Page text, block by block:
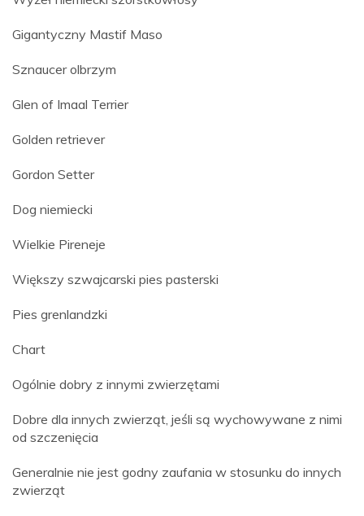
Gigantyczny Mastif Maso
Sznaucer olbrzym
Glen of Imaal Terrier
Golden retriever
Gordon Setter
Dog niemiecki
Wielkie Pireneje
Większy szwajcarski pies pasterski
Pies grenlandzki
Chart
Ogólnie dobry z innymi zwierzętami
Dobre dla innych zwierząt, jeśli są wychowywane z nimi
od szczenięcia
Generalnie nie jest godny zaufania w stosunku do innych
zwierząt